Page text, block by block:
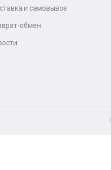
и самовывоз
обмен